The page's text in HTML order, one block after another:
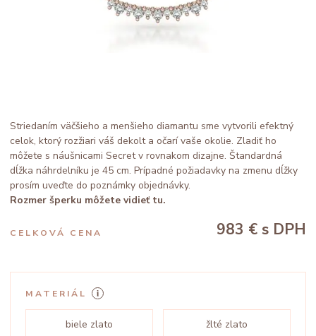
Striedaním väčšieho a menšieho diamantu sme vytvorili efektný
celok, ktorý rozžiari váš dekolt a očarí vaše okolie. Zladiť ho
môžete s náušnicami Secret v rovnakom dizajne. Štandardná
dĺžka náhrdelníku je 45 cm. Prípadné požiadavky na zmenu dĺžky
prosím uveďte do poznámky objednávky.
Rozmer šperku môžete vidieť tu.
CELKOVÁ CENA 983 € s DPH
MATERIÁL
biele zlato žlté zlato